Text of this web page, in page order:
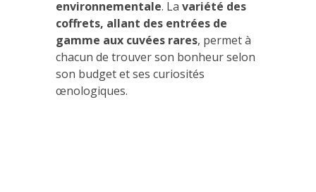
environnementale. La variété des
coffrets, allant des entrées de
gamme aux cuvées rares, permet à
chacun de trouver son bonheur selon
son budget et ses curiosités
œnologiques.